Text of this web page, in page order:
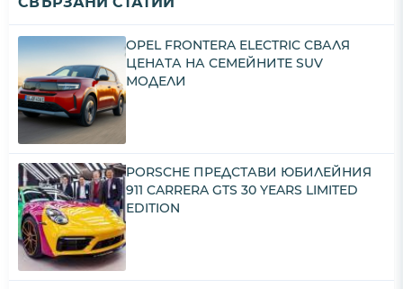
OPEL FRONTERA ELECTRIC СВАЛЯ
ЦЕНАТА НА СЕМЕЙНИТЕ SUV
МОДЕЛИ
PORSCHE ПРЕДСТАВИ ЮБИЛЕЙНИЯ
911 CARRERA GTS 30 YEARS LIMITED
EDITION